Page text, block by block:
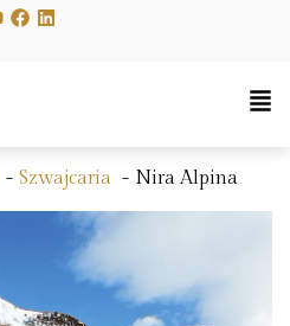
Szwajcaria Nira Alpina